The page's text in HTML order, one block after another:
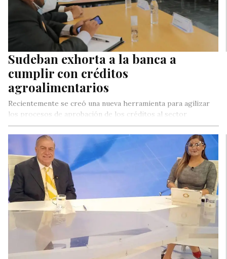
Sudeban exhorta a la banca a
cumplir con créditos
agroalimentarios
Recientemente se creó una nueva herramienta para agilizar
los procesos de aprobación de los créditos al sector
agroalimentario.